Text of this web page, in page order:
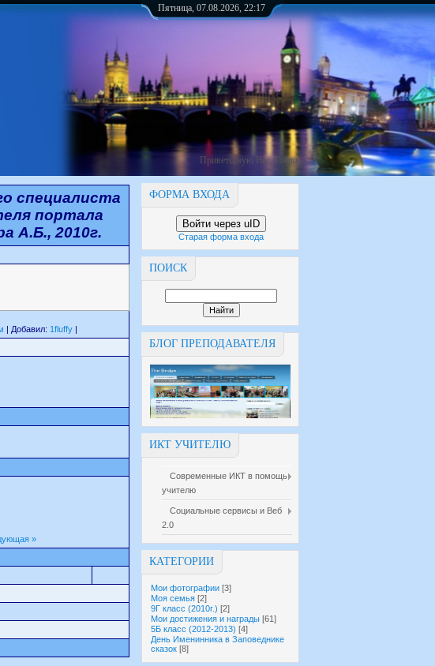
Пятница, 07.08.2026, 22:17
Приветствую Вас, Гость
ФОРМА ВХОДА
Войти через uID
Старая форма входа
ПОИСК
БЛОГ ПРЕПОДАВАТЕЛЯ
ИКТ УЧИТЕЛЮ
Современные ИКТ в помощь
учителю
Социальные сервисы и Веб
2.0
КАТЕГОРИИ
Мои фотографии [3]
Моя семья [2]
9Г класс (2010г.) [2]
Мои достижения и награды [61]
5Б класс (2012-2013) [4]
День Именинника в Заповеднике
сказок [8]
специалиста
портала
А.Б., 2010г.
| Добавил: 1fluffy|
»